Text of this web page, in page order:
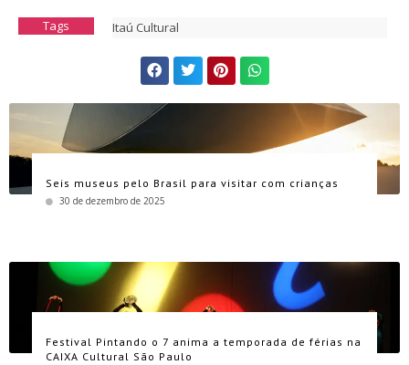
Tags Itaú Cultural
Seis museus pelo Brasil para visitar com crianças
30 de dezembro de 2025
Festival Pintando o 7 anima a temporada de férias na
CAIXA Cultural São Paulo